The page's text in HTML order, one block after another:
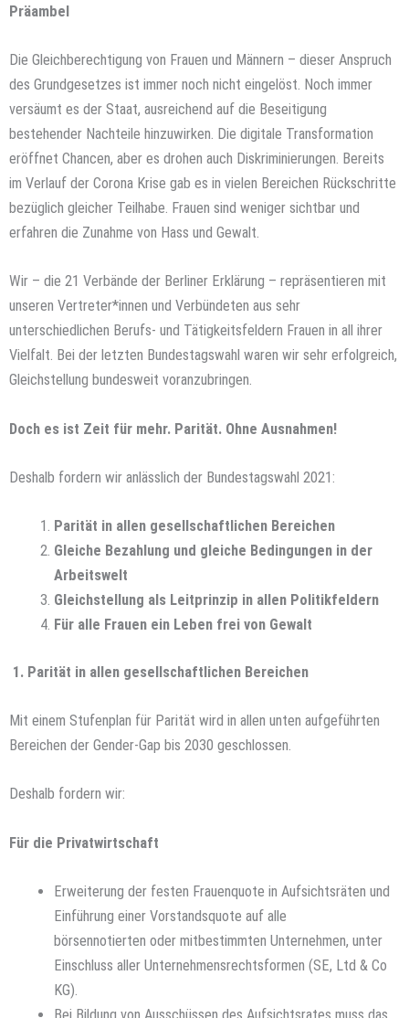
Präambel
Die Gleichberechtigung von Frauen und Männern – dieser Anspruch
des Grundgesetzes ist immer noch nicht eingelöst. Noch immer
versäumt es der Staat, ausreichend auf die Beseitigung
bestehender Nachteile hinzuwirken. Die digitale Transformation
eröffnet Chancen, aber es drohen auch Diskriminierungen. Bereits
im Verlauf der Corona Krise gab es in vielen Bereichen Rückschritte
bezüglich gleicher Teilhabe. Frauen sind weniger sichtbar und
erfahren die Zunahme von Hass und Gewalt.
Wir – die 21 Verbände der Berliner Erklärung – repräsentieren mit
unseren Vertreter*innen und Verbündeten aus sehr
unterschiedlichen Berufs- und Tätigkeitsfeldern Frauen in all ihrer
Vielfalt. Bei der letzten Bundestagswahl waren wir sehr erfolgreich,
Gleichstellung bundesweit voranzubringen.
Doch es ist Zeit für mehr. Parität. Ohne Ausnahmen!
Deshalb fordern wir anlässlich der Bundestagswahl 2021:
Parität in allen gesellschaftlichen Bereichen
Gleiche Bezahlung und gleiche Bedingungen in der
Arbeitswelt
Gleichstellung als Leitprinzip in allen Politikfeldern
Für alle Frauen ein Leben frei von Gewalt
1. Parität in allen gesellschaftlichen Bereichen
Mit einem Stufenplan für Parität wird in allen unten aufgeführten
Bereichen der Gender-Gap bis 2030 geschlossen.
Deshalb fordern wir:
Für die Privatwirtschaft
Erweiterung der festen Frauenquote in Aufsichtsräten und
Einführung einer Vorstandsquote auf alle
börsennotierten oder mitbestimmten Unternehmen, unter
Einschluss aller Unternehmensrechtsformen (SE, Ltd & Co
KG).